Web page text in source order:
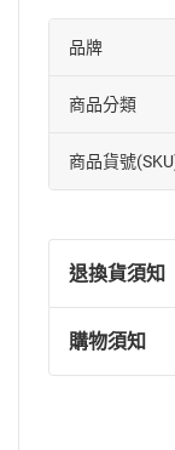
品牌
商品分類
商品貨號
退換貨須知
退換貨規
(一)依
購物須知